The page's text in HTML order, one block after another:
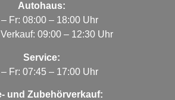
Autohaus:
– Fr: 08:00 – 18:00 Uhr
09:00 – 12:30 Uhr
Service:
– Fr: 07:45 – 17:00 Uhr
und Zubehörverkauf: